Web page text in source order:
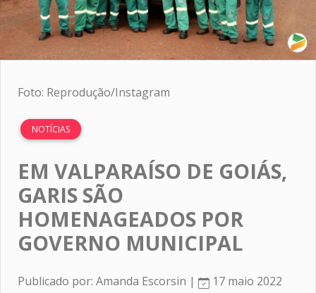
Foto: Reprodução/Instagram
NOTÍCIAS
EM VALPARAÍSO DE GOIÁS,
GARIS SÃO
HOMENAGEADOS POR
GOVERNO MUNICIPAL
Publicado por: Amanda Escorsin | 17 maio 2022